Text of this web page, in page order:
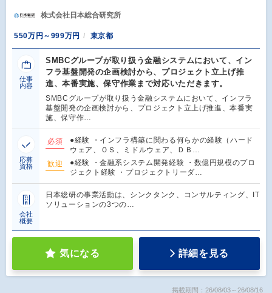
株式会社日本総合研究所
550万円～999万円 東京都
仕事
内容
SMBCグループが取り扱う金融システムにおいて、イン
フラ基盤開発の企画検討から、プロジェクト立上げ推
進、本番実施、保守作業まで対応いただきます。
SMBCグループが取り扱う金融システムにおいて、インフラ
基盤開発の企画検討から、プロジェクト立上げ推進、本番実
施、保守作…
応募
資格
必須
●経験 ・インフラ構築に関わる何らかの経験（ハード
ウェア、ＯＳ、ミドルウェア、ＤＢ…
歓迎
●経験 ・金融系システム開発経験 ・数億円規模のプロ
ジェクト経験 ・プロジェクトリーダ…
会社
概要
日本総研の事業活動は、シンクタンク、コンサルティング、IT
ソリューションの3つの…
気になる 詳細を見る
掲載期間：26/08/03～26/08/16